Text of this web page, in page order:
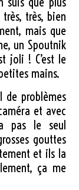
très, très, bien
mais que
un Spoutnik
joli ! C’est le
mains.
de problèmes
et avec
pas le seul
gouttes
et ils la
ça me